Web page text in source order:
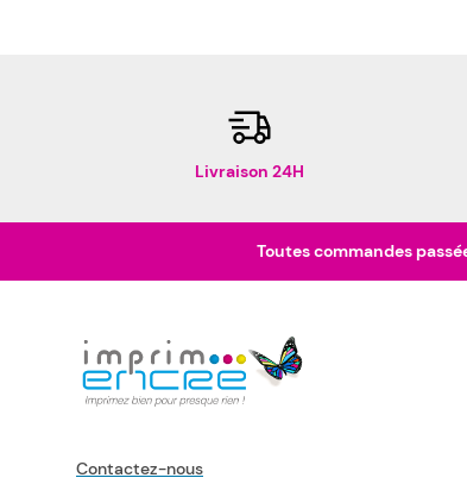
Livraison 24H
Toutes commandes
Contactez-nous